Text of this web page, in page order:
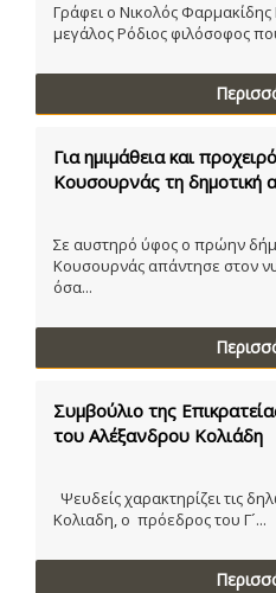
Γράφει ο Νικολός
μεγάλος Ρόδιος φιλόσοφος
Για ημιμάθεια και
Κουσουρνάς τη δημοτική
Σε αυστηρό ύφος ο πρώην
Κουσουρνάς απάντησε στον
όσα...
Συμβούλιο της
του Αλέξανδρου Κολιάδη
Ψευδείς χαρακτηρίζει τις
Κολιαδη, ο πρόεδρος του Γ´...